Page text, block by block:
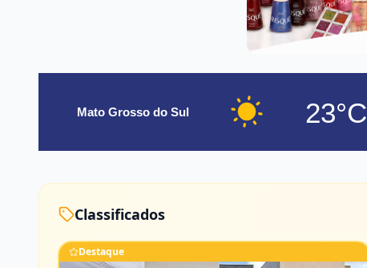
Mato Grosso do Sul 23°C
Classificados
Destaque